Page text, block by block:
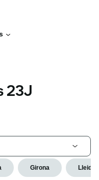
23J
Girona Lleida